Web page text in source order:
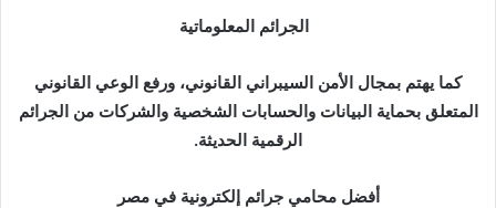
الجرائم المعلوماتية
كما يهتم بمجال الأمن السيبراني القانوني، ورفع الوعي القانوني
المتعلق بحماية البيانات والحسابات الشخصية والشركات من الجرائم
الرقمية الحديثة.
أفضل محامي جرائم إلكترونية في مصر